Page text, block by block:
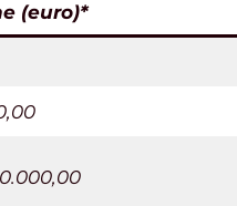
(euro)*